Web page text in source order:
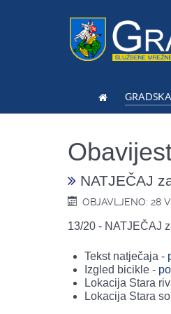
NATJEČAJ
OBJAVLJENO: 28
13/20 - NATJEČAJ
Tekst natječaja -
Izgled bicikle -
Lokacija Stara
Lokacija Stara